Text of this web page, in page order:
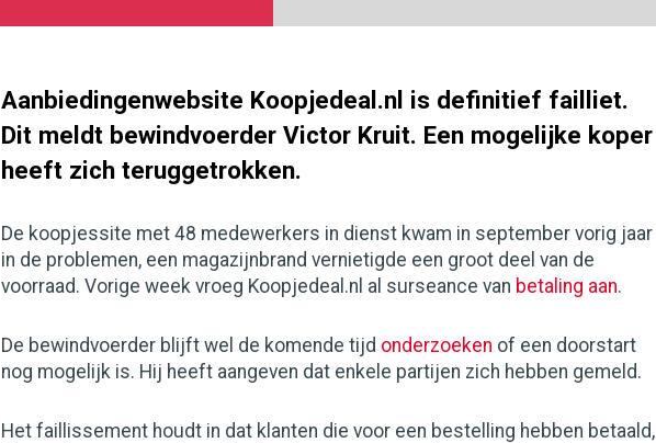
Aanbiedingenwebsite Koopjedeal.nl is definitief failliet.
Dit meldt bewindvoerder Victor Kruit. Een mogelijke koper
heeft zich teruggetrokken.
De koopjessite met 48 medewerkers in dienst kwam in september vorig jaar
in de problemen, een magazijnbrand vernietigde een groot deel van de
voorraad. Vorige week vroeg Koopjedeal.nl al surseance van betaling aan.
De bewindvoerder blijft wel de komende tijd onderzoeken of een doorstart
nog mogelijk is. Hij heeft aangeven dat enkele partijen zich hebben gemeld.
Het faillissement houdt in dat klanten die voor een bestelling hebben betaald,